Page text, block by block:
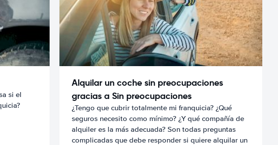
si el
Alquilar un coche sin preocupaciones
gracias a Sin preocupaciones
¿Tengo que cubrir totalmente mi franquicia? ¿Qué
seguros necesito como mínimo? ¿Y qué compañía de
alquiler es la más adecuada? Son todas preguntas
complicadas que debe responder si quiere alquilar un